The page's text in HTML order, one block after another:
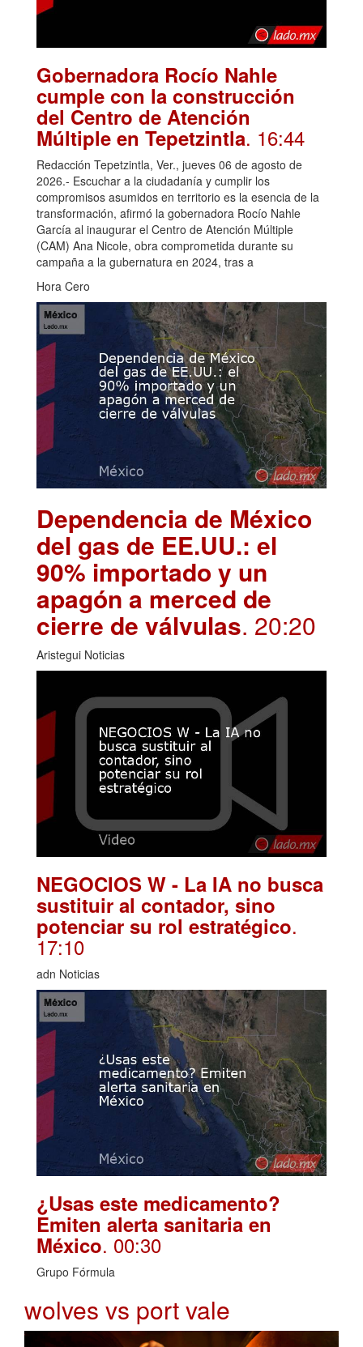
Gobernadora Rocío Nahle
cumple con la construcción
del Centro de Atención
Múltiple en Tepetzintla. 16:44
Redacción Tepetzintla, Ver., jueves 06 de agosto de
2026.- Escuchar a la ciudadanía y cumplir los
compromisos asumidos en territorio es la esencia de la
transformación, afirmó la gobernadora Rocío Nahle
García al inaugurar el Centro de Atención Múltiple
(CAM) Ana Nicole, obra comprometida durante su
campaña a la gubernatura en 2024, tras a
Hora Cero
Dependencia de México
del gas de EE.UU.: el
90% importado y un
apagón a merced de
cierre de válvulas. 20:20
Aristegui Noticias
NEGOCIOS W - La IA no busca
sustituir al contador, sino
potenciar su rol estratégico.
17:10
adn Noticias
¿Usas este medicamento?
Emiten alerta sanitaria en
México. 00:30
Grupo Fórmula
wolves vs port vale